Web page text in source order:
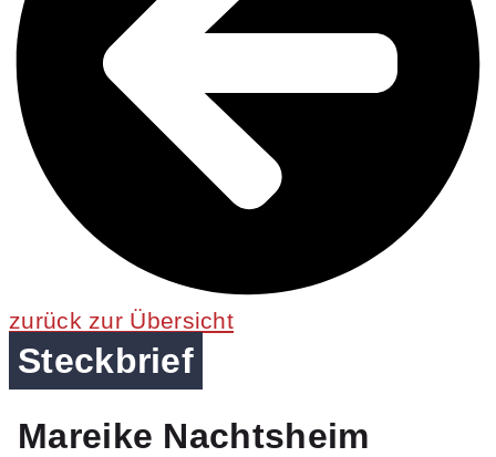
zurück zur Übersicht
Steckbrief
Mareike Nachtsheim